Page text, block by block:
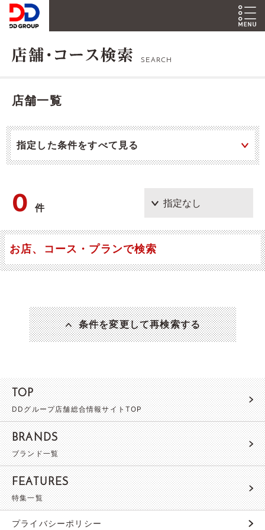
SEARCH
店舗一覧
指定した条件をすべて見る
0件
お店、コース・プランで検索
条件を変更して再検索する
TOP
DDグループ店舗総合情報サイトTOP
BRANDS
ブランド一覧
FEATURES
特集一覧
プライバシーポリシー